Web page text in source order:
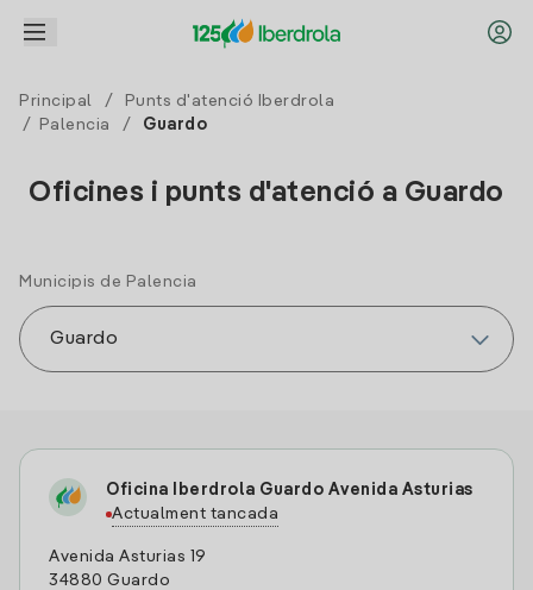
Principal /
Punts d'atenció Iberdrola
/
Palencia / Guardo
Oficines i punts d'atenció a Guardo
Municipis de Palencia
Oficina Iberdrola Guardo Avenida Asturias
Actualment tancada
Avenida Asturias 19
34880 Guardo